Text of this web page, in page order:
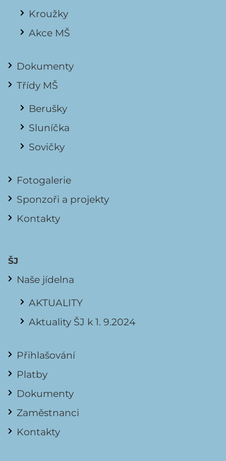
Kroužky
Akce MŠ
Dokumenty
Třídy MŠ
Berušky
Sluníčka
Sovičky
Fotogalerie
Sponzoři a projekty
Kontakty
ŠJ
Naše jídelna
AKTUALITY
Aktuality ŠJ k 1. 9.2024
Přihlašování
Platby
Dokumenty
Zaměstnanci
Kontakty